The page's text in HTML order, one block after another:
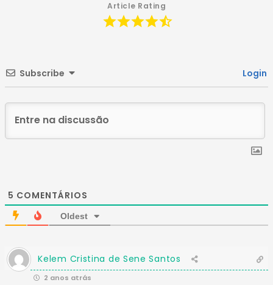
Article Rating
Subscribe Login
5 COMENTÁRIOS
Oldest
Kelem Cristina de Sene Santos
2 anos atrás